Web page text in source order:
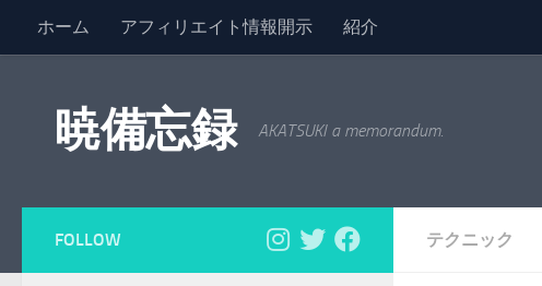
コンテンツへスキップ
ホーム アフィリエイト情報開示 紹介
暁備忘録 AKATSUKI a memorandum.
テクニック
FOLLOW